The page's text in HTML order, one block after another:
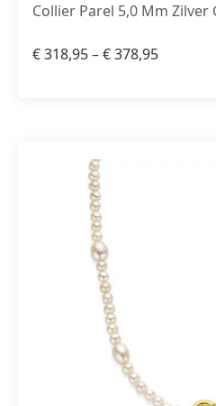
Collier Parel 5,0 Mm
€318,95–€378,95